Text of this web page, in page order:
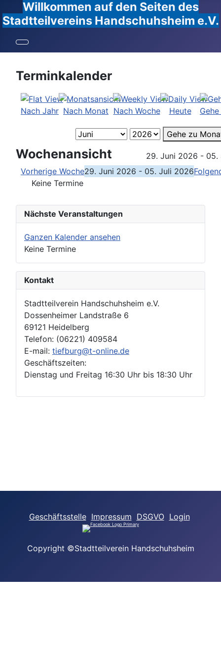
Willkommen auf den Seiten des
Stadtteilvereins Handschuhsheim e.V.
Terminkalender
Nach Jahr Nach Monat Nach Woche Heute
Gehe zu
Wochenansicht
29. Juni 2026 - 05.
Vorherige Woche29. Juni 2026 - 05. Juli 2026
Keine Termine
Nächste Veranstaltungen
Ganzen Kalender ansehen
Keine Termine
Kontakt
Stadtteilverein Handschuhsheim e.V.
Dossenheimer Landstraße 6
69121 Heidelberg
Telefon: (06221) 409584
E-mail: tiefburg@t-online.de
Geschäftszeiten:
Dienstag und Freitag 16:30 Uhr bis 18:30 Uhr
Geschäftsstelle Impressum DSGVO Login
Copyright ©Stadtteilverein Handschuhsheim